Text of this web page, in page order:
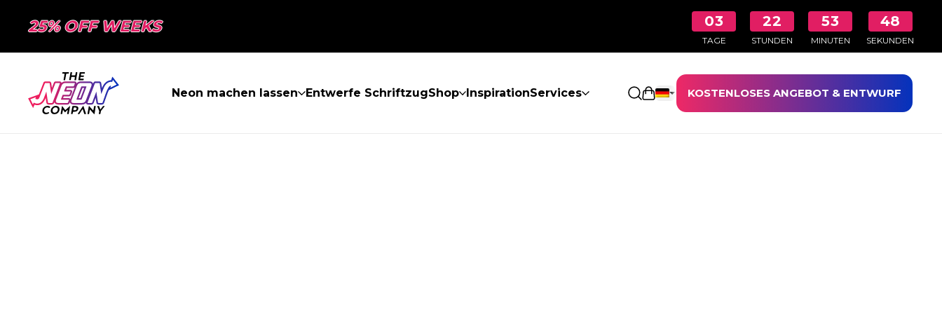
25% OFF WEEKS 03
TAGE
22
STUNDEN
53
MINUTEN
47
SEKUNDEN
Neon machen lassen Entwerfe SchriftzugShop InspirationServices Einkaufswagen öffnen
KOSTENLOSES ANGEBOT & ENTWURF